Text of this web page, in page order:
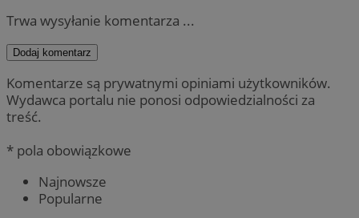
Trwa wysyłanie komentarza ...
Dodaj komentarz
Komentarze są prywatnymi opiniami użytkowników.
Wydawca portalu nie ponosi odpowiedzialności za
treść.
* pola obowiązkowe
Najnowsze
Popularne